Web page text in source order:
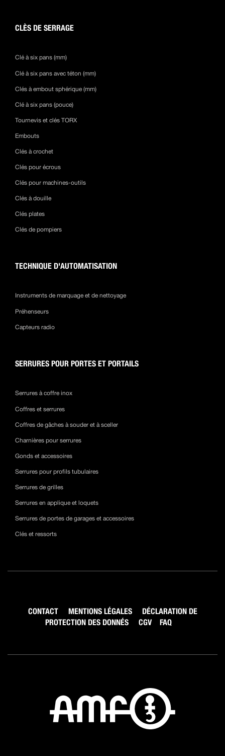
CLÈS DE SERRAGE
Clé à six pans (mm)
Clé à six pans avec téton (mm)
Clés à embout sphérique (mm)
Clé à six pans (pouce)
Tournevis et clés TORX
Embouts
Clés à crochet
Clés pour écrous
Clés pour machines-outils
Clés à douille
Clés plates
Clés de pompiers
TECHNIQUE D'AUTOMATISATION
Instruments de marquage et de nettoyage
Préhenseurs
Capteurs radio
SERRURES POUR PORTES ET PORTAILS
Serrures à coffre inox
Coffres et serrures
Coffres de gâches à souder et à sceller
Charnières pour serrures
Gonds et accessoires
Serrures pour profils tubulaires
Serrures de grilles
Serrures en applique et loquets
Serrures de portes de garages et accessoires
Clés et ressorts
CONTACT MENTIONS LÉGALES
DÉCLARATION DE
PROTECTION DES DONNÉS
CGV FAQ